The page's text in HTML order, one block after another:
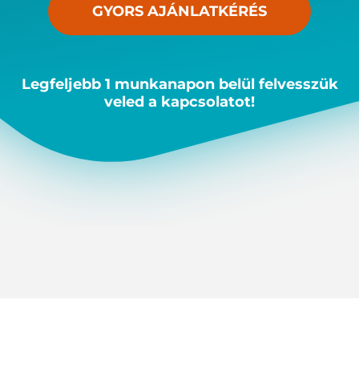
GYORS AJÁNLATKÉRÉS
Legfeljebb 1 munkanapon belül felvesszük
veled a kapcsolatot!